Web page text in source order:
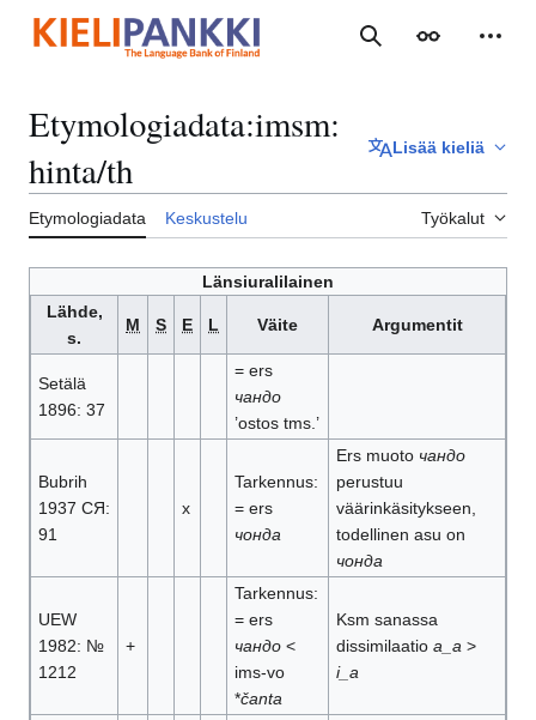
sisältöön
Haku Ulkoasu
Etymologiadata:imsm:
hinta/th
Lisää kieliä
Etymologiadata Keskustelu Työkalut
Länsiuralilainen
Lähde,
s.
M S E L Väite Argumentit
Setälä
1896: 37
= ers
чандо
’ostos tms.’
Bubrih
1937 СЯ:
91
x
Tarkennus:
= ers
чонда
Ers muoto чандо
perustuu
väärinkäsitykseen,
todellinen asu on
чонда
UEW
1982: №
1212
+
Tarkennus:
= ers
чандо<
ims-vo
*čanta
Ksm sanassa
dissimilaatio a_a >
i_a